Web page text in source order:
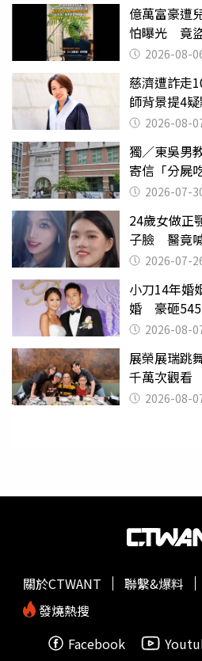
億萬富豪遭
怕曝光 竟
2026-08-
慈濟遭詐走
師背景提4
2026-08-
獨／東吳男
寄信「分屍
關 2026-07-
24歲女做正
子臉 醫竟
2026-07-
小刀14年婚
婚 豪砸545
2026-08-
展榮展瑞跳
千萬次觀看
2026-08-
關於CTWANT 聯繫&爆料
發燒熱搜
Facebook